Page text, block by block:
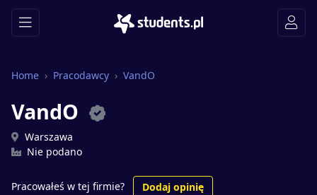
Home Pracodawcy VandO
VandO
Warszawa
Nie podano
Pracowałeś w tej firmie? Dodaj opinię